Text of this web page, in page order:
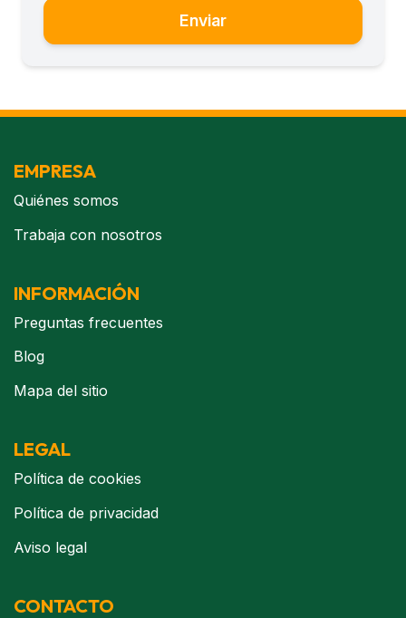
Enviar
EMPRESA
Quiénes somos
Trabaja con nosotros
INFORMACIÓN
Preguntas frecuentes
Blog
Mapa del sitio
LEGAL
Política de cookies
Política de privacidad
Aviso legal
CONTACTO